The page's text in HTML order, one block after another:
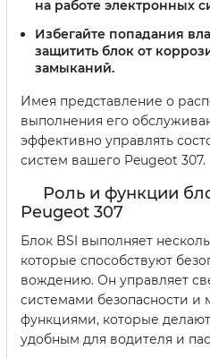
на работе электронных
Избегайте попадания
защитить блок от
замыканий.
Имея представление о
выполнения его
эффективно управлять
систем вашего Peugeot 307.
Роль и функции
Peugeot 307
Блок BSI выполняет
которые способствуют
вождению. Он управляет
системами безопасности
функциями, которые
удобным для водителя и